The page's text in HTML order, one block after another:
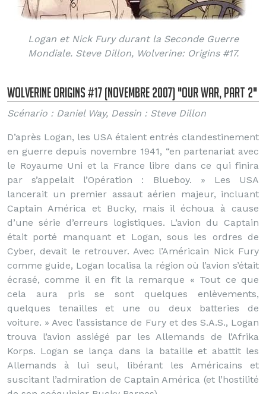
Logan et Nick Fury durant la Seconde Guerre
Mondiale. Steve Dillon, Wolverine: Origins #17.
Wolverine Origins #17 (Novembre 2007) "Our War, part 2"
Scénario : Daniel Way, Dessin : Steve Dillon
D’après Logan, les USA étaient entrés clandestinement
en guerre depuis novembre 1941, “en partenariat avec
le Royaume Uni et la France libre dans ce qui finira
par s’appelait l’Opération : Blueboy. » Les USA
lancerait un premier assaut aérien majeur, incluant
Captain América et Bucky, mais il échoua à cause
d’une série d’erreurs logistiques. L’avion du Captain
était porté manquant et Logan, sous les ordres de
Cyber, devait le retrouver. Avec l’Américain Nick Fury
comme guide, Logan localisa la région où l’avion s’était
écrasé, comme il en fit la remarque « Tout ce que
cela aura pris se sont quelques enlèvements,
quelques tenailles et une ou deux batteries de
voiture. » Avec l’assistance de Fury et des S.A.S., Logan
trouva l’avion assiégé par les Allemands de l’Afrika
Korps. Logan se lança dans la bataille et abattit les
Allemands à lui seul, libérant les Américains et
suscitant l’admiration de Captain América (et l’hostilité